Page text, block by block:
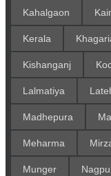
Kahalgaon
Kerala
Kishanganj
Lalmatiya
Madhepura
Meharma
Munger